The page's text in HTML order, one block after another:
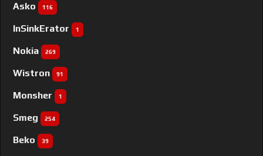
Asko 116
InSinkErator 1
Nokia 269
Wistron 91
Monsher 1
Smeg 254
Beko 39